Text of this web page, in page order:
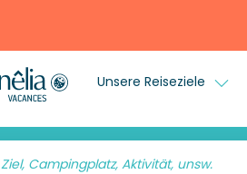
Unsere Reiseziele
Ziel, Campingplatz, Aktivität, unsw.